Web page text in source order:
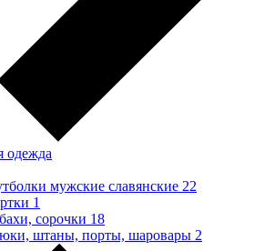
одежда
мужские славянские 22
1
сорочки 18
штаны, порты, шаровары 2